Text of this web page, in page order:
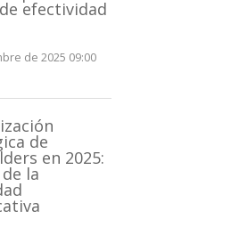
efectividad
de 2025 09:00
de
en 2025:
la